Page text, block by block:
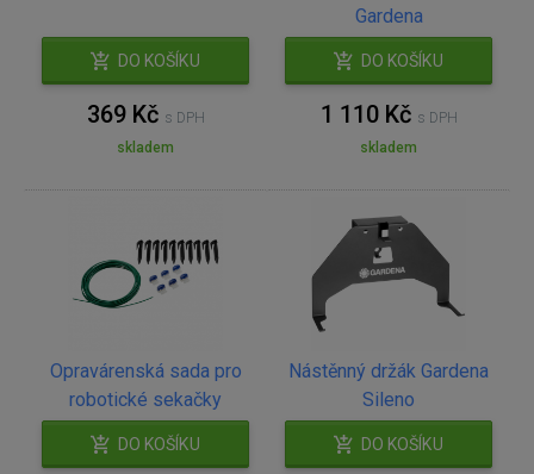
DO KOŠÍKU
369 Kč s DPH
skladem
Gardena
DO KOŠÍKU
1 110 Kč s DPH
skladem
Opravárenská sada pro
robotické sekačky
DO KOŠÍKU
Nástěnný držák Gardena
Sileno
DO KOŠÍKU